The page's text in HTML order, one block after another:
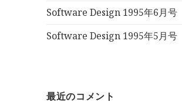
Software Design 1995年6月号
Software Design 1995年5月号
最近のコメント